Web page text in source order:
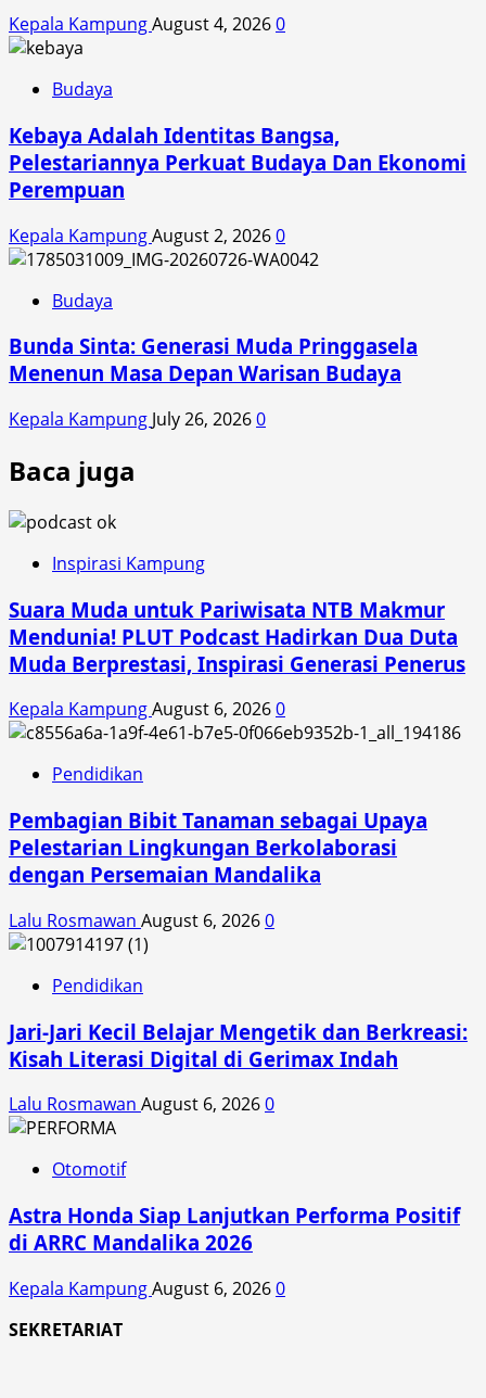
Kepala KampungAugust 4, 20260
Budaya
Kebaya Adalah Identitas Bangsa,
Pelestariannya Perkuat Budaya Dan Ekonomi
Perempuan
Kepala KampungAugust 2, 20260
Budaya
Bunda Sinta: Generasi Muda Pringgasela
Menenun Masa Depan Warisan Budaya
Kepala Kampung July 26, 20260
Baca juga
Inspirasi Kampung
Suara Muda untuk Pariwisata NTB Makmur
Mendunia! PLUT Podcast Hadirkan Dua Duta
Muda Berprestasi, Inspirasi Generasi Penerus
Kepala KampungAugust 6, 20260
Pendidikan
Pembagian Bibit Tanaman sebagai Upaya
Pelestarian Lingkungan Berkolaborasi
dengan Persemaian Mandalika
Lalu Rosmawan August 6, 20260
Pendidikan
Jari-Jari Kecil Belajar Mengetik dan Berkreasi:
Kisah Literasi Digital di Gerimax Indah
Lalu Rosmawan August 6, 20260
Otomotif
Astra Honda Siap Lanjutkan Performa Positif
di ARRC Mandalika 2026
Kepala KampungAugust 6, 20260
SEKRETARIAT